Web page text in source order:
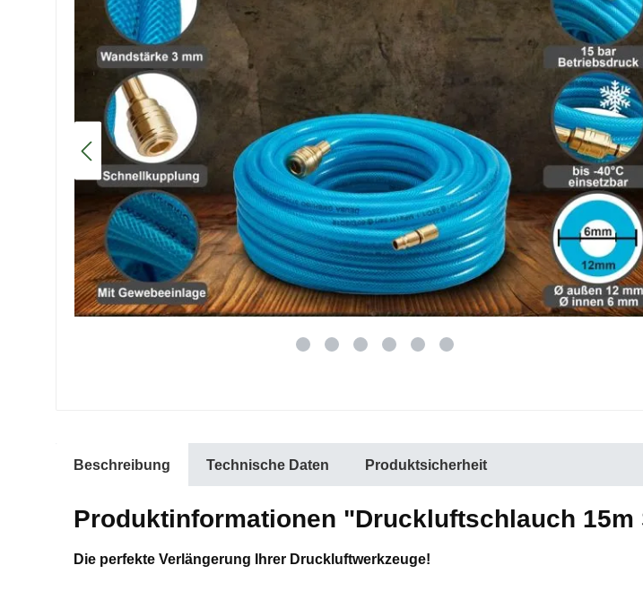
Beschreibung Technische Daten Produktsicherheit
Produktinformationen "Druckluftschlauch
Die perfekte Verlängerung Ihrer Druckluftwerkzeuge!